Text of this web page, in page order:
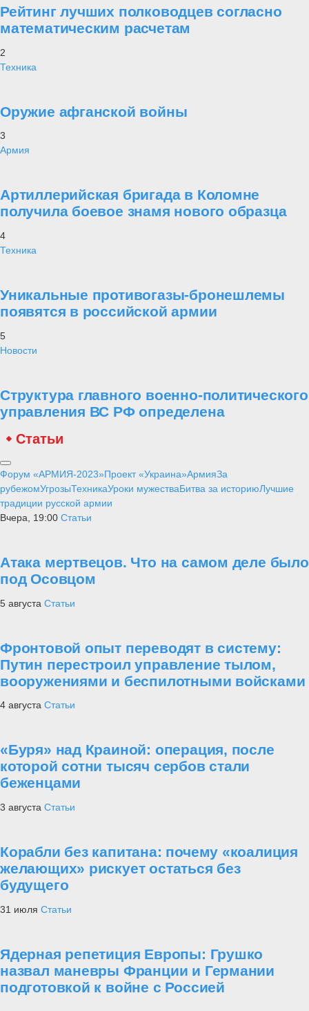
Рейтинг лучших полководцев согласно
математическим расчетам
2
Техника
Оружие афганской войны
3
Армия
Артиллерийская бригада в Коломне
получила боевое знамя нового образца
4
Техника
Уникальные противогазы-бронешлемы
появятся в российской армии
5
Новости
Структура главного военно-политического
управления ВС РФ определена
Статьи
Форум «АРМИЯ-2023»Проект «Украина»АрмияЗа
рубежомУгрозыТехникаУроки мужестваБитва за историюЛучшие
традиции русской армии
Вчера, 19:00 Статьи
Атака мертвецов. Что на самом деле было
под Осовцом
5 августа Статьи
Фронтовой опыт переводят в систему:
Путин перестроил управление тылом,
вооружениями и беспилотными войсками
4 августа Статьи
«Буря» над Краиной: операция, после
которой сотни тысяч сербов стали
беженцами
3 августа Статьи
Корабли без капитана: почему «коалиция
желающих» рискует остаться без
будущего
31 июля Статьи
Ядерная репетиция Европы: Грушко
назвал маневры Франции и Германии
подготовкой к войне с Россией